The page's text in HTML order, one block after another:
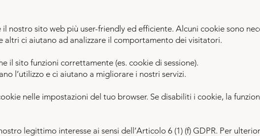
nostro sito web più user-friendly ed efficiente. Alcuni cookie sono
altri ci aiutano ad analizzare il comportamento dei visitatori.
il sito funzioni correttamente (es. cookie di sessione).
l’utilizzo e ci aiutano a migliorare i nostri servizi.
nelle impostazioni del tuo browser. Se disabiliti i cookie, la
legittimo interesse ai sensi dell’Articolo 6 (1) (f) GDPR. Per